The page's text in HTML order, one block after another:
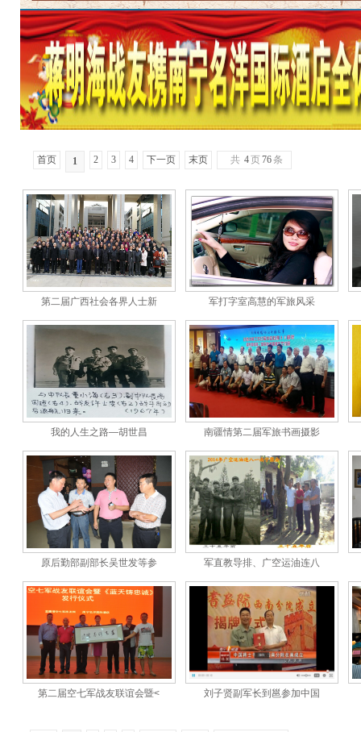
首页 1 2 3 4 下一页 末页 共 4页76条
第二届广西社会各界人士新 军打字室高慧的军旅风采
我的人生之路—胡世昌 南疆情第二届军旅书画摄影
原后勤部副部长吴世发等参 军直教导排、广空运油连八
第二届空七军战友联谊会暨< 刘子贤副军长到邕参加中国